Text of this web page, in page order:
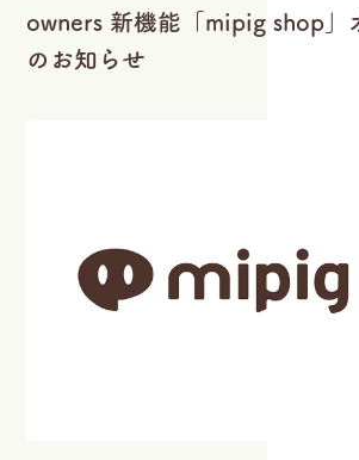
owners 新機能「mipig shop」
のお知らせ